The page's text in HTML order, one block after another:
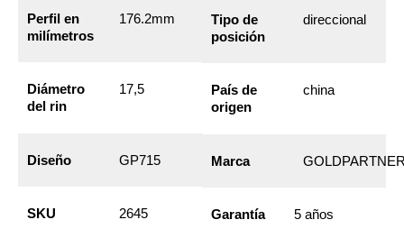
Perfil en
milímetros
176.2mm
Diámetro
del rin
17,5
Diseño GP715
SKU 2645
Tipo de
posición
direccional
País de
origen
china
Marca
Garantía 5 años